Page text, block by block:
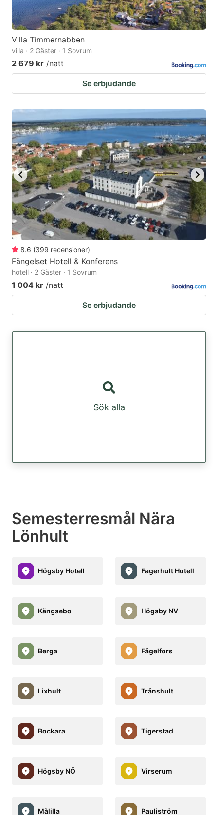
Villa Timmernabben
villa · 2 Gäster · 1 Sovrum
2 679 kr /natt
Se erbjudande
8.6 (399 recensioner)
Fängelset Hotell & Konferens
hotell · 2 Gäster · 1 Sovrum
1 004 kr /natt
Se erbjudande
Sök alla
Semesterresmål Nära
Lönhult
Högsby Hotell Fagerhult Hotell
Kängsebo Högsby NV
Berga Fågelfors
Lixhult Trånshult
Bockara Tigerstad
Högsby NÖ Virserum
Målilla Pauliström